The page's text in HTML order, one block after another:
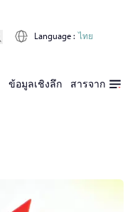
ข้อมูลเชิงลึก สารจาก D
Language : ไทย